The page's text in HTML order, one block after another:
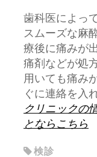
歯科医によっ
スムーズな麻
療後に痛みが
痛剤などが処
用いても痛み
ぐに連絡を入
クリニックの
とならこちら
検診